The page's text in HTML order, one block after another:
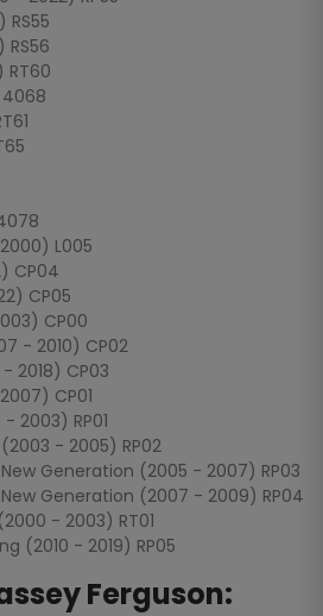
RS55
RS56
RT60
4068
L005
CP04
CP05
CP00
- 2010) CP02
2018) CP03
CP01
2003) RP01
- 2005) RP02
Generation (2005 - 2007) RP03
Generation (2007 - 2009) RP04
- 2003) RT01
(2010 - 2019) RP05
Ferguson: